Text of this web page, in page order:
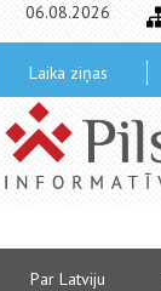
06.08.2026
Laika ziņas
Par Latviju